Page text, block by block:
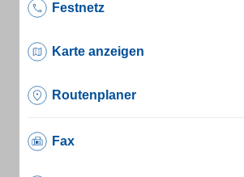
Festnetz
Karte anzeigen
Routenplaner
Fax